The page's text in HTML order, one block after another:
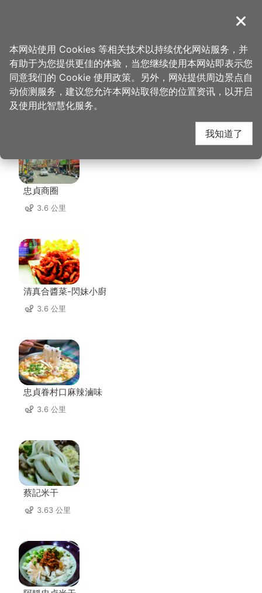
導覽
首页 > 想去的地方 > 住宿 > 伯爵商务旅店
伯爵商务旅店 周边店家
忠貞商圈
3.6 公里
清真合醬菜-閃妹小廚
3.6 公里
忠貞眷村口麻辣滷味
3.6 公里
蔡記米干
3.63 公里
关闭
本网站使用 Cookies 等相关技术以持续优化网站服务，并
有助于为您提供更佳的体验，当您继续使用本网站即表示您
同意我们的 Cookie 使用政策。另外，网站提供周边景点自
动侦测服务，建议您允许本网站取得您的位置资讯，以开启
及使用此智慧化服务。
我知道了